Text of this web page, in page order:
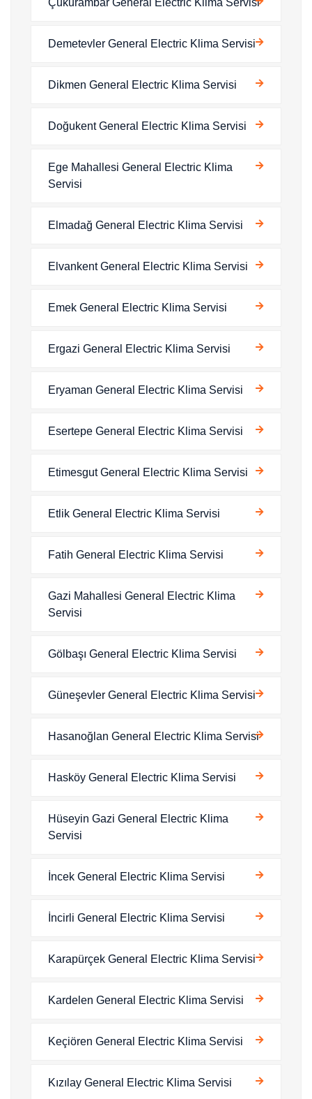
Demetevler General Electric Klima Servisi
Dikmen General Electric Klima Servisi
Doğukent General Electric Klima Servisi
Ege Mahallesi General Electric Klima
Servisi
Elmadağ General Electric Klima Servisi
Elvankent General Electric Klima Servisi
Emek General Electric Klima Servisi
Ergazi General Electric Klima Servisi
Eryaman General Electric Klima Servisi
Esertepe General Electric Klima Servisi
Etimesgut General Electric Klima Servisi
Etlik General Electric Klima Servisi
Fatih General Electric Klima Servisi
Gazi Mahallesi General Electric Klima
Servisi
Gölbaşı General Electric Klima Servisi
Güneşevler General Electric Klima Servisi
Hasanoğlan General Electric Klima Servisi
Hasköy General Electric Klima Servisi
Hüseyin Gazi General Electric Klima
Servisi
İncek General Electric Klima Servisi
İncirli General Electric Klima Servisi
Karapürçek General Electric Klima Servisi
Kardelen General Electric Klima Servisi
Keçiören General Electric Klima Servisi
Kızılay General Electric Klima Servisi